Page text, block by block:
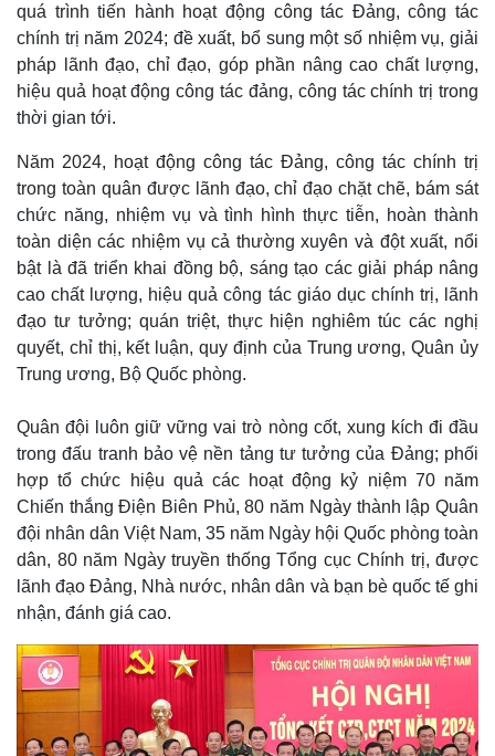
Pháp luật
Vụ án
Tin nóng
Tư vấn luật
Quân sự - Quốc phòng
Vũ khí
Phân tích
Thể thao
Bóng đá
Ô tô - Xe máy
Ô tô
quá trình tiến hành hoạt động công tác Đảng, công tác
chính trị năm 2024; đề xuất, bổ sung một số nhiệm vụ, giải
pháp lãnh đạo, chỉ đạo, góp phần nâng cao chất lượng,
hiệu quả hoạt động công tác đảng, công tác chính trị trong
thời gian tới.
Năm 2024, hoạt động công tác Đảng, công tác chính trị
trong toàn quân được lãnh đạo, chỉ đạo chặt chẽ, bám sát
chức năng, nhiệm vụ và tình hình thực tiễn, hoàn thành
toàn diện các nhiệm vụ cả thường xuyên và đột xuất, nổi
bật là đã triển khai đồng bộ, sáng tạo các giải pháp nâng
cao chất lượng, hiệu quả công tác giáo dục chính trị, lãnh
đạo tư tưởng; quán triệt, thực hiện nghiêm túc các nghị
quyết, chỉ thị, kết luận, quy định của Trung ương, Quân ủy
Trung ương, Bộ Quốc phòng.
Quân đội luôn giữ vững vai trò nòng cốt, xung kích đi đầu
trong đấu tranh bảo vệ nền tảng tư tưởng của Đảng; phối
hợp tổ chức hiệu quả các hoạt động kỷ niệm 70 năm
Chiến thắng Điện Biên Phủ, 80 năm Ngày thành lập Quân
đội nhân dân Việt Nam, 35 năm Ngày hội Quốc phòng toàn
dân, 80 năm Ngày truyền thống Tổng cục Chính trị, được
lãnh đạo Đảng, Nhà nước, nhân dân và bạn bè quốc tế ghi
nhận, đánh giá cao.